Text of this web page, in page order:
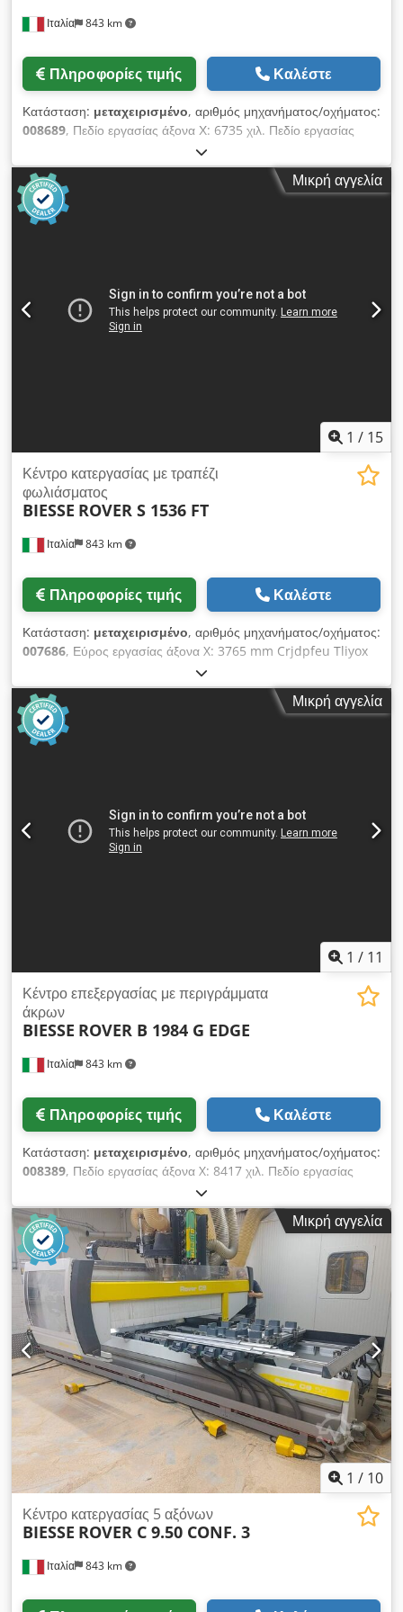
αποθηκών εργαλείων: 2 Αποθήκη εργαλείων, πίσω: 12 θέσεις
θέσεων αλλαγής εργαλείων: 22 ΛΕΠΤΟΜΕΡΕΙΕΣ
ΜΗΧΑΝΗΜΑΤΟΣ Λογισμικό προγραμματισμού μηχανήματος:
ανά αντλία: 90 m³/h Συνολική απαιτούμενη ισχύς: 17,1 kW
ΕΞΟΠΛΙΣΜΟΣ Σήμανση CE Δομή προστασίας για μονάδες
κατεργασίας με αισθητήρες ασφαλείας Σύστημα ασφαλείας:
μπροστινές προστατευτικές επιφάνειες 4 κονσόλες με
βεντούζες για τη σταθεροποίηση του τεμαχίου εργασίας 1
μονάδα διάτρησης, επάνω 1 άξονας φρεζαρίσματος, επάνω 1
Μπροστινές προστατευτικές επιφάνειες Το μηχάνημα πωλείται
και παραδίδεται στην πραγματική και νομική του κατάσταση
(«όπως είναι»), με βάση φωτογραφική τεκμηρίωση και τεχνικά/
Ιταλία 843 km
Πληροφορίες τιμής Καλέστε
Κατάσταση: μεταχειρισμένο, αριθμός μηχανήματος/οχήματος:
008689, Πεδίο εργασίας άξονα Χ: 6735 χιλ. Πεδίο εργασίας
άξονα Υ: 1650 χιλ. Cedjznuxbjpfx Akwsrf Επίπεδο εργασίας:
Με βάσεις στήριξης με σύστημα κενού Ισχύς κύριου άξονα:
13,2 kW Αριθμός ελεγχόμενων αξόνων: 4 άξονες Μέγιστο ύψος
άκρης: 65 χιλ. Αριθμός αξόνων διάτρησης: 30 Αριθμός θέσεων
εργαλείων: 22
Μικρή αγγελία
1 / 15
Ιταλία 843 km
Κέντρο κατεργασίας με τραπέζι
φωλιάσματος
BIESSE ROVER S 1536 FT
Πληροφορίες τιμής Καλέστε
Κατάσταση: μεταχειρισμένο, αριθμός μηχανήματος/οχήματος:
007686, Εύρος εργασίας άξονα X: 3765 mm Crjdpfeu Tliyox
Akwef Εύρος εργασίας άξονα Υ: 1560 mm Επίπεδο εργασίας:
τραπέζι φωλιάσματος Ισχύς κύριας ατράκτου: 13,2 KW
Αριθμός ελεγχόμενων αξόνων: 3 άξονες Αριθμός αξόνων
διάτρησης: 18 Αριθμός θέσεων εργαλείων: 12
Μικρή αγγελία
1 / 11
Ιταλία 843 km
Κέντρο επεξεργασίας με περιγράμματα
άκρων
BIESSE ROVER B 1984 G EDGE
Πληροφορίες τιμής Καλέστε
Κατάσταση: μεταχειρισμένο, αριθμός μηχανήματος/οχήματος:
008389, Πεδίο εργασίας άξονα X: 8417 χιλ. Πεδίο εργασίας
άξονα Y: 1930 χιλ. Επίπεδο εργασίας: Με βάσεις στήριξης με
αναρρόφηση κενού Ισχύς κύριου άξονα: 13,2 KW Αριθμός
ελεγχόμενων αξόνων: 4 άξονες Cedpfeyqxxrox Akwerf
Μέγιστο ύψος άκρης: 60 χιλ. Αριθμός αξόνων διάτρησης: 39
Αριθμός θέσεων εργαλείων: 22
Μικρή αγγελία
1 / 10
Ιταλία 843 km
Κέντρο κατεργασίας 5 αξόνων
BIESSE ROVER C 9.50 CONF. 3